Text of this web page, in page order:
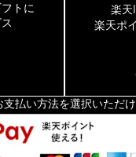
トに
楽天
楽天ポ
支払い方法を選択いただ